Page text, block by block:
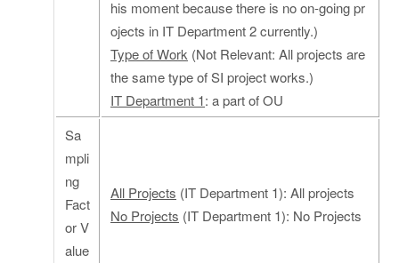
his moment because there is no on-going pr
ojects in IT Department 2 currently.)
Type of Work (Not Relevant: All projects are
the same type of SI project works.)
IT Department 1: a part of OU
Sa
mpli
ng
Fact
or V
alue
All Projects (IT Department 1): All projects
No Projects (IT Department 1): No Projects